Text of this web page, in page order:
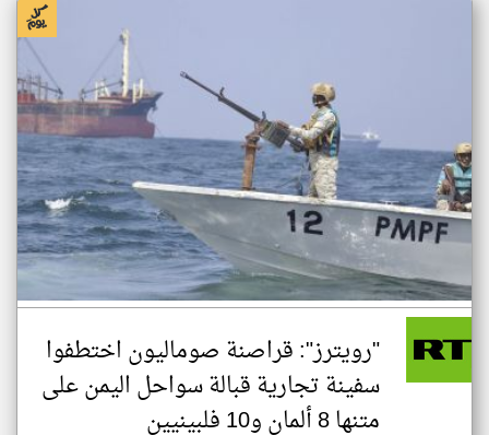
"رويترز": قراصنة صوماليون اختطفوا
سفينة تجارية قبالة سواحل اليمن على
متنها 8 ألمان و10 فلبينيين